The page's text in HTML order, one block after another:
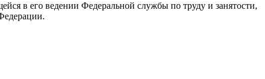
в его ведении Федеральной службы по труду и занятости,